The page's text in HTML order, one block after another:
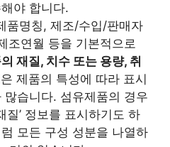
야 합니다.
품명칭, 제조/수입/판매자
조연월 등을 기본적으로
재질, 치수 또는 용량, 취
제품의 특성에 따라 표시
많습니다. 섬유제품의 경우
질’ 정보를 표시하기도 하
모든 구성 성분을 나열하